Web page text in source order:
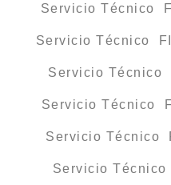
Servicio Técnico
Servicio Técnico
Servicio Técnico
Servicio Técnico
Servicio Técnico
Servicio